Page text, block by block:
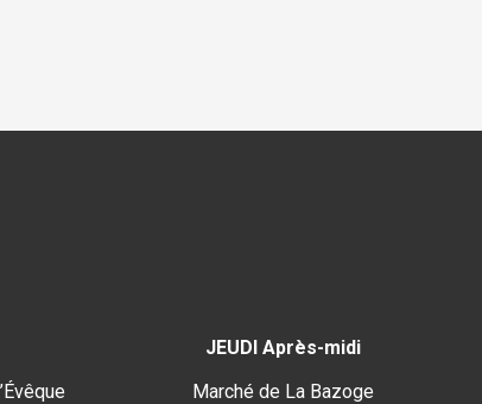
JEUDI Après-midi
Marché de La Bazoge